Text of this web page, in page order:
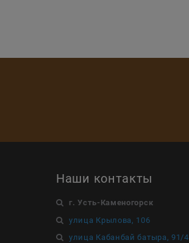
Наши контакты
г. Усть-Каменогорск
улица Крылова, 106
улица Кабанбай батыра, 91/4